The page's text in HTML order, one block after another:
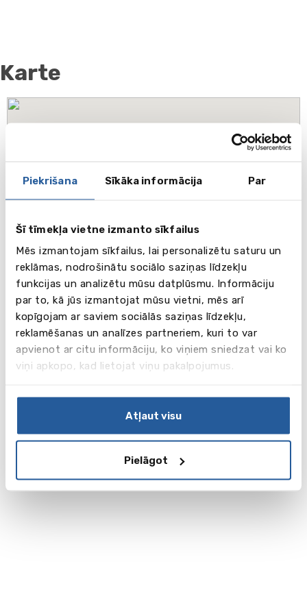
Piekrišana Sīkāka informācija Par
Šī tīmekļa vietne izmanto sīkfailus
Mēs izmantojam sīkfailus, lai personalizētu saturu un
reklāmas, nodrošinātu sociālo saziņas līdzekļu
funkcijas un analizētu mūsu datplūsmu. Informāciju
par to, kā jūs izmantojat mūsu vietni, mēs arī
kopīgojam ar saviem sociālās saziņas līdzekļu,
reklamēšanas un analīzes partneriem, kuri to var
apvienot ar citu informāciju, ko viņiem sniedzat vai ko
viņi apkopo, kad lietojat viņu pakalpojumus.
Atļaut visu
Pielāgot
Karte